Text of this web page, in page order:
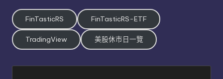
FinTasticRS FinTasticRS-ETF
TradingView 美股休市日一覽